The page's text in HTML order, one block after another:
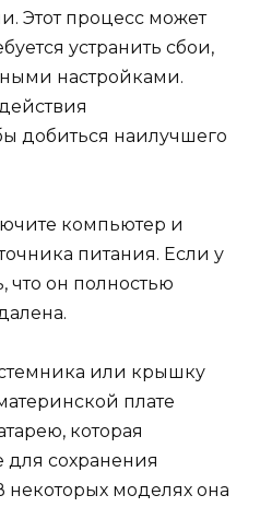
Этот процесс может
устранить сбои,
настройками.
добиться наилучшего
компьютер и
питания. Если у
что он полностью
или крышку
плате
которая
для сохранения
некоторых моделях она